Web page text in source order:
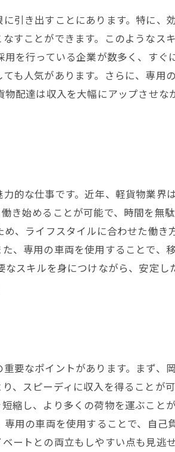
引き出すことにあります。特に、
すことができます。このようなス
を行っている企業が数多く、す
も人気があります。さらに、専用
配達は収入を大幅にアップさせ
的な仕事です。近年、軽貨物業界
き始めることが可能で、時間を無
、ライフスタイルに合わせた働
、専用の車両を使用することで、
スキルを身につけながら、安定
要なポイントがあります。まず、
、スピーディに収入を得ることが
縮し、より多くの荷物を運ぶこと
用の車両を使用することで、自
ートとの両立もしやすい点も見逃